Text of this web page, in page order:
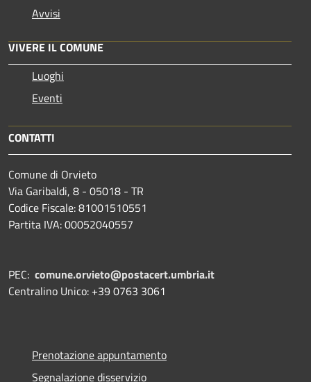
Avvisi
VIVERE IL COMUNE
Luoghi
Eventi
CONTATTI
Comune di Orvieto
Via Garibaldi, 8 - 05018 - TR
Codice Fiscale: 81001510551
Partita IVA: 00052040557
PEC: comune.orvieto@postacert.umbria.it
Centralino Unico: +39 0763 3061
Prenotazione appuntamento
Segnalazione disservizio